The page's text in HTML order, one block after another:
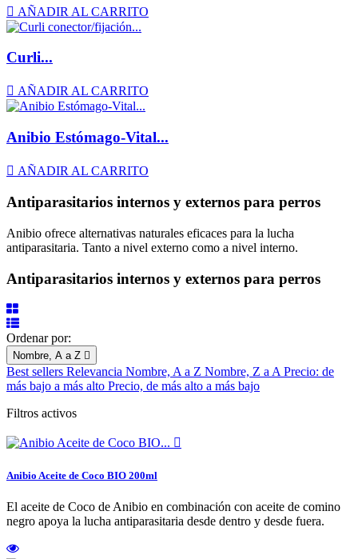
 AÑADIR AL CARRITO
Curli...
 AÑADIR AL CARRITO
Anibio Estómago-Vital...
 AÑADIR AL CARRITO
Antiparasitarios internos y externos para perros
Anibio ofrece alternativas naturales eficaces para la lucha
antiparasitaria. Tanto a nivel externo como a nivel interno.
Antiparasitarios internos y externos para perros
Ordenar por:
Nombre, A a Z 
Best sellers Relevancia Nombre, A a Z Nombre, Z a APrecio: de
más bajo a más alto Precio, de más alto a más bajo
Filtros activos

Anibio Aceite de Coco BIO 200ml
El aceite de Coco de Anibio en combinación con aceite de comino
negro apoya la lucha antiparasitaria desde dentro y desde fuera.